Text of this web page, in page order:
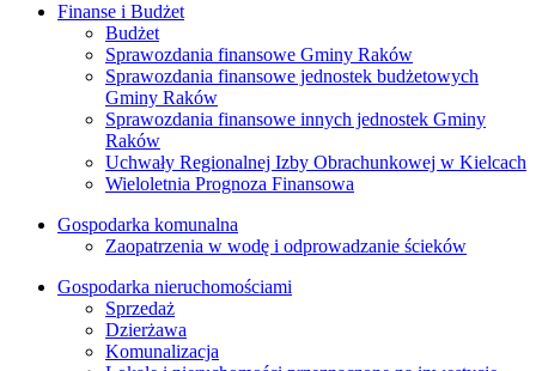
Finanse i Budżet
Budżet
Sprawozdania finansowe Gminy Raków
Sprawozdania finansowe jednostek budżetowych
Gminy Raków
Sprawozdania finansowe innych jednostek Gminy
Raków
Uchwały Regionalnej Izby Obrachunkowej w Kielcach
Wieloletnia Prognoza Finansowa
Gospodarka komunalna
Zaopatrzenia w wodę i odprowadzanie ścieków
Gospodarka nieruchomościami
Sprzedaż
Dzierżawa
Komunalizacja